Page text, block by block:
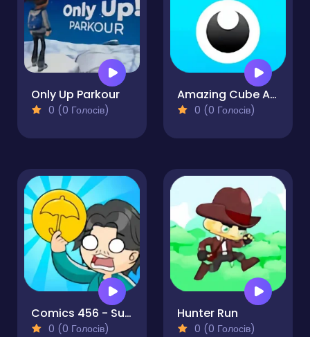
Only Up Parkour
0 (0 Голосів)
Amazing Cube Adventure
0 (0 Голосів)
Comics 456 - Survival Game
0 (0 Голосів)
Hunter Run
0 (0 Голосів)